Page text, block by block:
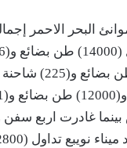
موانئ البحر